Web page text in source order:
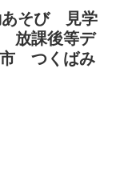
そび 見学
課後等デ
つくばみ